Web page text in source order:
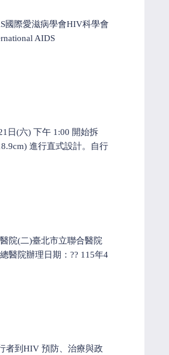
國際愛滋病學會HIV科學會
AIDS
日(六) 下午 1:00 開始拆
進行直式設計。自行
院(二)臺北市立聯合醫院
醫院辦理日期：?? 115年4
者到HIV 預防、治療與政